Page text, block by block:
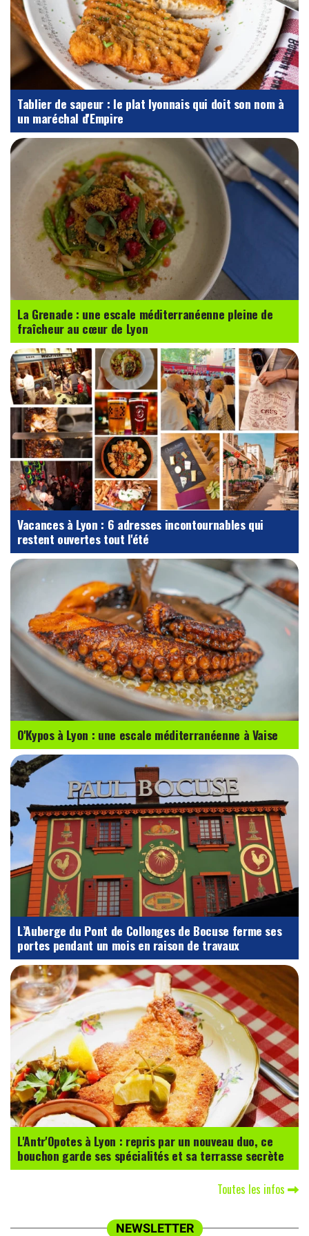
Tablier de sapeur : le plat lyonnais qui doit son nom à
un maréchal d'Empire
La Grenade : une escale méditerranéenne pleine de
fraîcheur au cœur de Lyon
Vacances à Lyon : 6 adresses incontournables qui
restent ouvertes tout l'été
O'Kypos à Lyon : une escale méditerranéenne à Vaise
L’Auberge du Pont de Collonges de Bocuse ferme ses
portes pendant un mois en raison de travaux
L'Antr'Opotes à Lyon : repris par un nouveau duo, ce
bouchon garde ses spécialités et sa terrasse secrète
Toutes les infos
NEWSLETTER